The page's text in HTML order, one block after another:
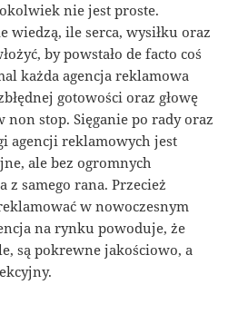
nie jest proste.
wiedzą, ile serca, wysiłku oraz
by powstało de facto coś
każda agencja reklamowa
gotowości oraz głowę
non stop. Sięganie po rady oraz
agencji reklamowych jest
ale bez ogromnych
z samego rana. Przecież
w nowoczesnym
na rynku powoduje, że
są pokrewne jakościowo, a